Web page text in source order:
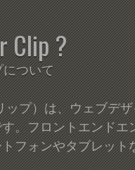
Clip ?
ついて
プ）は、ウェブデ
。フロントエンドエ
フォンやタブレット